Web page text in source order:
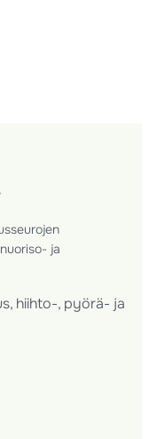
ja
hiihto-, pyörä- ja